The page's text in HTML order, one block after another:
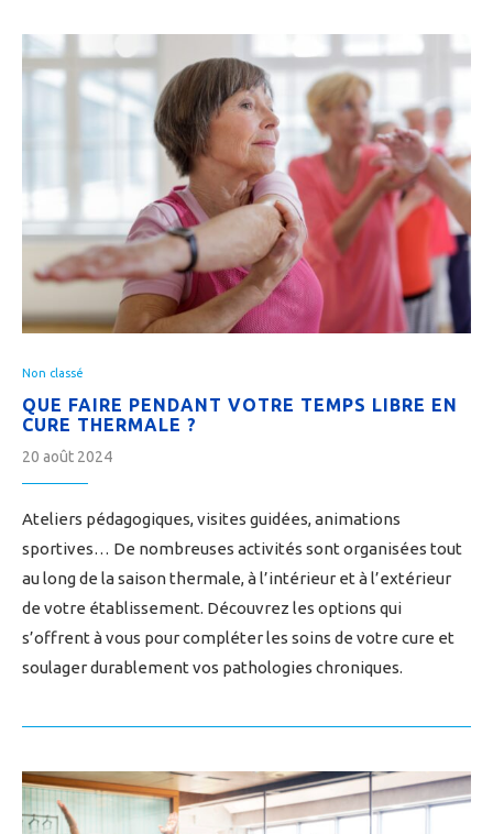
Non classé
QUE FAIRE PENDANT VOTRE TEMPS LIBRE EN
CURE THERMALE ?
20 août 2024
Ateliers pédagogiques, visites guidées, animations
sportives… De nombreuses activités sont organisées tout
au long de la saison thermale, à l’intérieur et à l’extérieur
de votre établissement. Découvrez les options qui
s’offrent à vous pour compléter les soins de votre cure et
soulager durablement vos pathologies chroniques.